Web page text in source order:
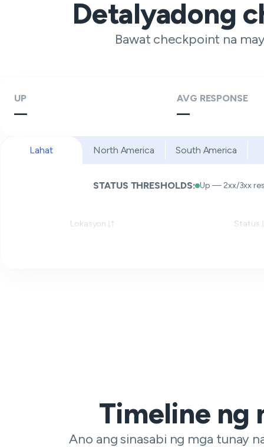
Detalyadong
Bawat checkpoint na
UP
—
AVG RESPONSE
—
Lahat North America South America
STATUS THRESHOLDS: Up — 2xx/3xx
Lokasyon Status
Timeline ng
Ano ang sinasabi ng mga tunay